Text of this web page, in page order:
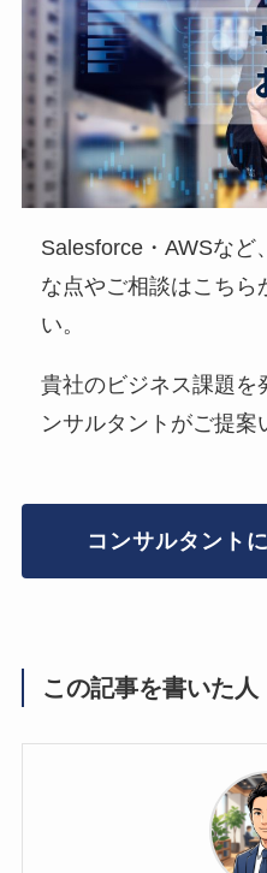
Salesforce・AWSなど
な点やご相談はこちら
い。
貴社のビジネス課題を
ンサルタントがご提案
コンサルタント
この記事を書いた人